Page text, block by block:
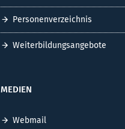
Personenverzeichnis
Weiterbildungsangebote
MEDIEN
Webmail